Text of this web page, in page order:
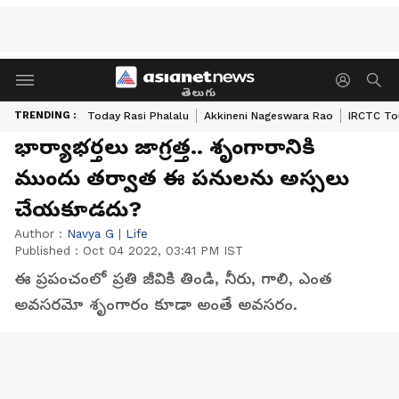
తెలుగు
TRENDING : Today Rasi Phalalu Akkineni Nageswara Rao IRCTC
భార్యాభర్తలు జాగ్రత్త.. శృంగారానికి
ముందు తర్వాత ఈ పనులను అస్సలు
చేయకూడదు?
Author : Navya G | Life
Published : Oct 04 2022, 03:41 PM IST
ఈ ప్రపంచంలో ప్రతి జీవికి తిండి, నీరు, గాలి, ఎంత
అవసరమో శృంగారం కూడా అంతే అవసరం.